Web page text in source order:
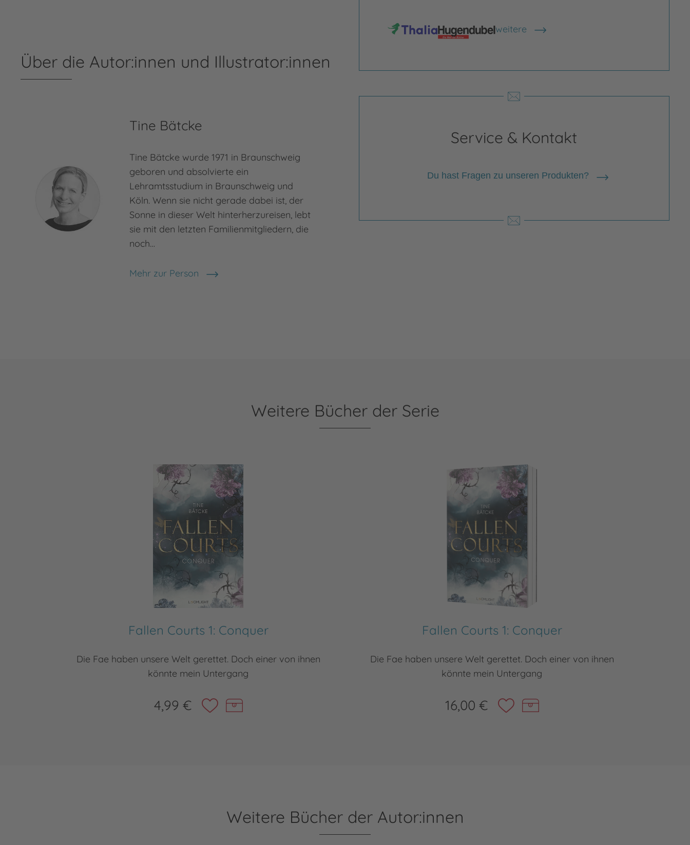
weitere
Shops anzeigen
Service & Kontakt
Du hast Fragen zu unseren Produkten?
Über die Autor:innen und Illustrator:innen
Tine Bätcke
Tine Bätcke wurde 1971 in Braunschweig
geboren und absolvierte ein
Lehramtsstudium in Braunschweig und
Köln. Wenn sie nicht gerade dabei ist, der
Sonne in dieser Welt hinterherzureisen, lebt
sie mit den letzten Familienmitgliedern, die
noch…
Mehr zur Person
Tine Bätcke
Weitere Bücher der Serie
Fallen Courts 1: Conquer
Die Fae haben unsere Welt gerettet. Doch einer von ihnen
könnte mein Untergang
4,99 €
Fallen Courts 1: Conquer
Die Fae haben unsere Welt gerettet. Doch einer von ihnen
könnte mein Untergang
16,00 €
Weitere Bücher der Autor:innen